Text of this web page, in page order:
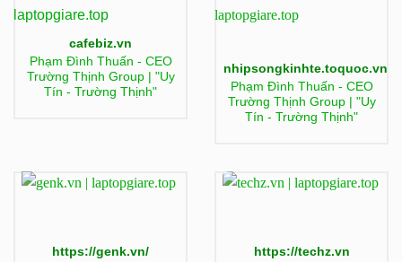
cafebiz.vn
Phạm Đình Thuấn - CEO
Trường Thịnh Group | "Uy
Tín - Trường Thịnh"
nhipsongkinhte.toquoc.vn
Phạm Đình Thuấn - CEO
Trường Thịnh Group | "Uy
Tín - Trường Thịnh"
https://genk.vn/
https://techz.vn